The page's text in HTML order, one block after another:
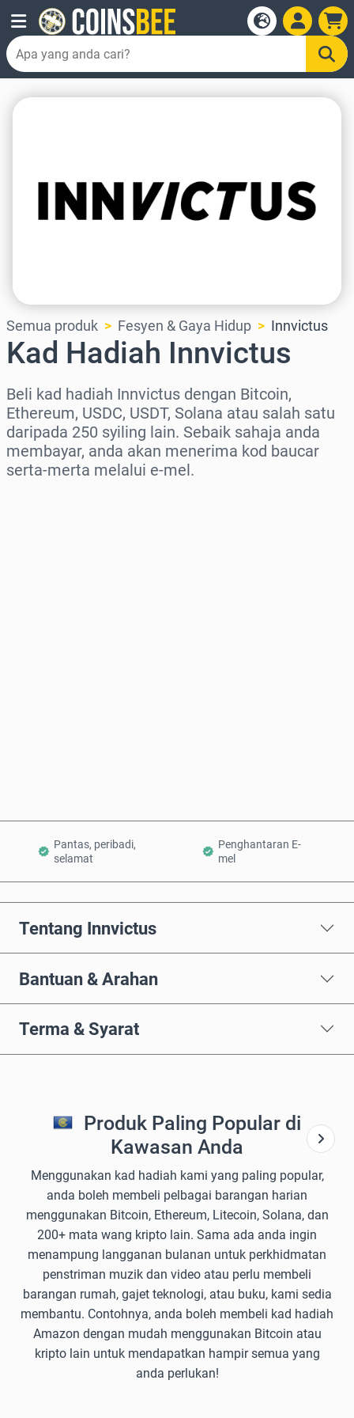
Semua produk Fesyen & Gaya Hidup Innvictus
Kad Hadiah Innvictus
Beli kad hadiah Innvictus dengan Bitcoin,
Ethereum, USDC, USDT, Solana atau salah satu
daripada 250 syiling lain. Sebaik sahaja anda
membayar, anda akan menerima kod baucar
serta-merta melalui e-mel.
Pantas, peribadi,
selamat
Penghantaran E-
mel
Tentang Innvictus
Bantuan & Arahan
Terma & Syarat
Produk Paling Popular di
Kawasan Anda
Menggunakan kad hadiah kami yang paling popular,
anda boleh membeli pelbagai barangan harian
menggunakan Bitcoin, Ethereum, Litecoin, Solana, dan
200+ mata wang kripto lain. Sama ada anda ingin
menampung langganan bulanan untuk perkhidmatan
penstriman muzik dan video atau perlu membeli
barangan rumah, gajet teknologi, atau buku, kami sedia
membantu. Contohnya, anda boleh membeli kad hadiah
Amazon dengan mudah menggunakan Bitcoin atau
kripto lain untuk mendapatkan hampir semua yang
anda perlukan!